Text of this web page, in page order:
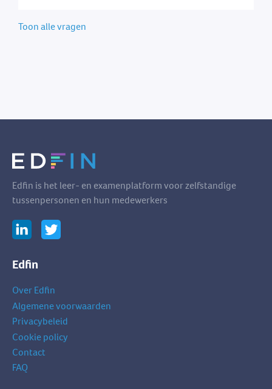
Toon alle vragen
Edfin is het leer- en examenplatform voor zelfstandige
tussenpersonen en hun medewerkers
Edfin
Over Edfin
Algemene voorwaarden
Privacybeleid
Cookie policy
Contact
FAQ